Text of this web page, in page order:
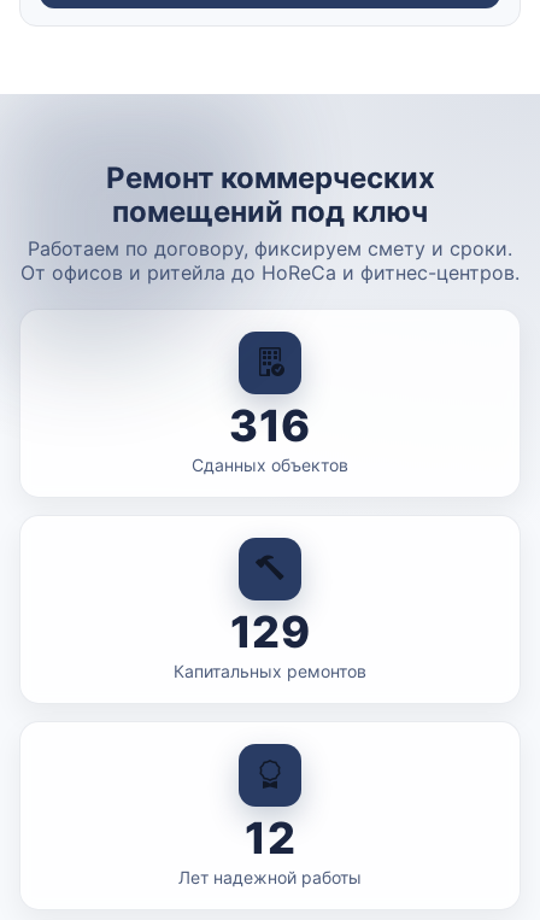
Ремонт коммерческих
помещений под ключ
Работаем по договору, фиксируем смету и сроки.
От офисов и ритейла до HoReCa и фитнес-центров.
316
Сданных объектов
129
Капитальных ремонтов
12
Лет надежной работы